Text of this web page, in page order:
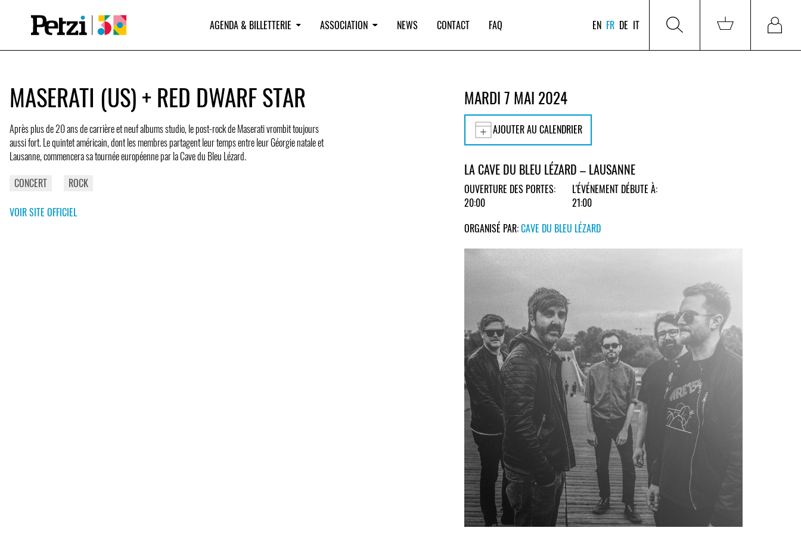
AGENDA & BILLETTERIE ASSOCIATION NEWS CONTACT FAQ EN FR DE IT
MASERATI (US) + RED DWARF STAR
Après plus de 20 ans de carrière et neuf albums studio, le post-rock de Maserati vrombit toujours
aussi fort. Le quintet américain, dont les membres partagent leur temps entre leur Géorgie natale et
Lausanne, commencera sa tournée européenne par la Cave du Bleu Lézard.
CONCERT
ROCK
VOIR SITE OFFICIEL
MARDI 7 MAI 2024
AJOUTER AU CALENDRIER
LA CAVE DU BLEU LÉZARD – LAUSANNE
OUVERTURE DES PORTES:
20:00
L'ÉVÉNEMENT DÉBUTE À:
21:00
ORGANISÉ PAR:CAVE DU BLEU LÉZARD